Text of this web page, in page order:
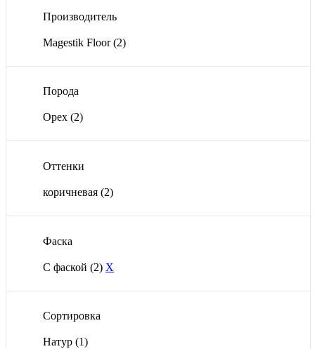
Производитель
Magestik Floor(2)
Порода
Орех (2)
Оттенки
коричневая (2)
Фаска
С фаской (2) X
Сортировка
Натур (1)